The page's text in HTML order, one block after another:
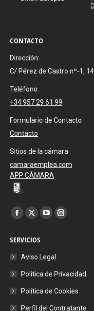
CONTACTO
Dirección:
C/ Pérez de Castro nº-1,
Teléfono:
+34 957 29 61 99
Formulario de Contacto
Contacto
Sitios de la cámara
camaraemplea.com
APP CÁMARA
Encuéntranos en:
Facebook
opens
in
new
X
opens
in
YouTube
in
Instagram
SERVICIOS
Aviso Legal
Política de Privacidad
Política de Cookies
Perfil del Contratante